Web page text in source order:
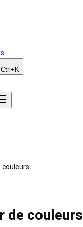
Ctrl +K
couleurs
de couleurs